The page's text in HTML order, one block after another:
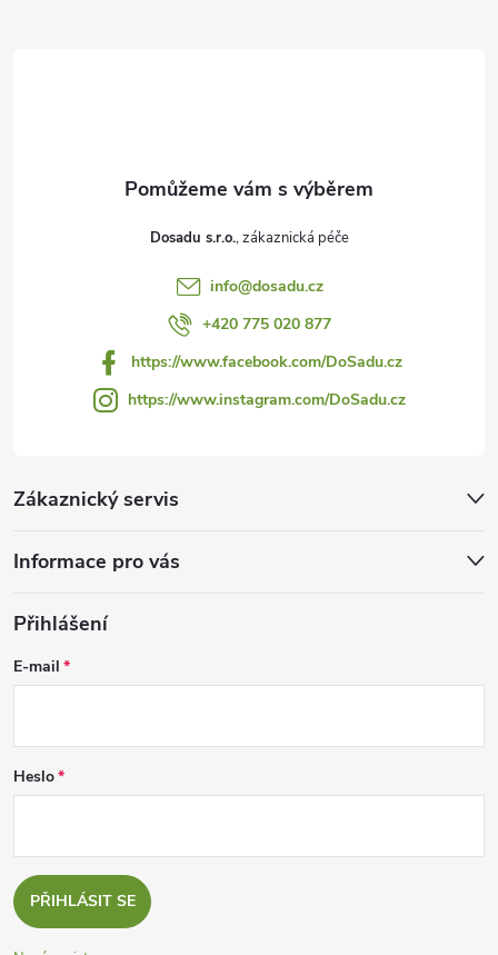
Zákaznický servis
Informace pro vás
Dosadu s.r.o.
info@dosadu.cz
+420 775 020 877
https://www.facebook.com/DoSadu.cz
https://www.instagram.com/DoSadu.cz
Přihlášení
E-mail
Heslo
PŘIHLÁSIT SE